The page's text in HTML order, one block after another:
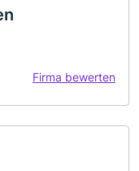
Firma bewerten